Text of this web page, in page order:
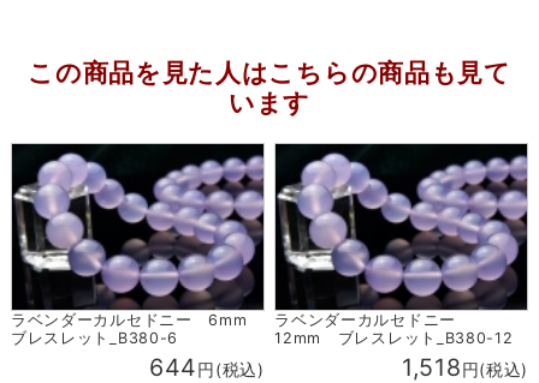
この商品を見た人はこちらの商品も見て
います
ラベンダーカルセドニー 6mm
ブレスレット_B380-6
644円(税込)
ラベンダーカルセドニー
12mm ブレスレット_B380-12
1,518円(税込)